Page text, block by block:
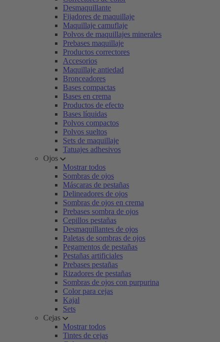
Desmaquillante
Fijadores de maquillaje
Maquillaje camuflaje
Polvos de maquillajes minerales
Prebases maquillaje
Productos correctores
Accesorios
Maquillaje antiedad
Bronceadores
Bases compactas
Bases en crema
Productos de efecto
Bases líquidas
Polvos compactos
Polvos sueltos
Sets de maquillaje
Tatuajes adhesivos
Ojos
Mostrar todos
Sombras de ojos
Máscaras de pestañas
Delineadores de ojos
Sombras de ojos en crema
Prebases sombra de ojos
Cepillos pestañas
Desmaquillantes de ojos
Paletas de sombras de ojos
Pegamentos de pestañas
Pestañas artificiales
Prebases pestañas
Rizadores de pestañas
Sombras de ojos con purpurina
Color para cejas
Kajal
Sets
Cejas
Mostrar todos
Tintes de cejas